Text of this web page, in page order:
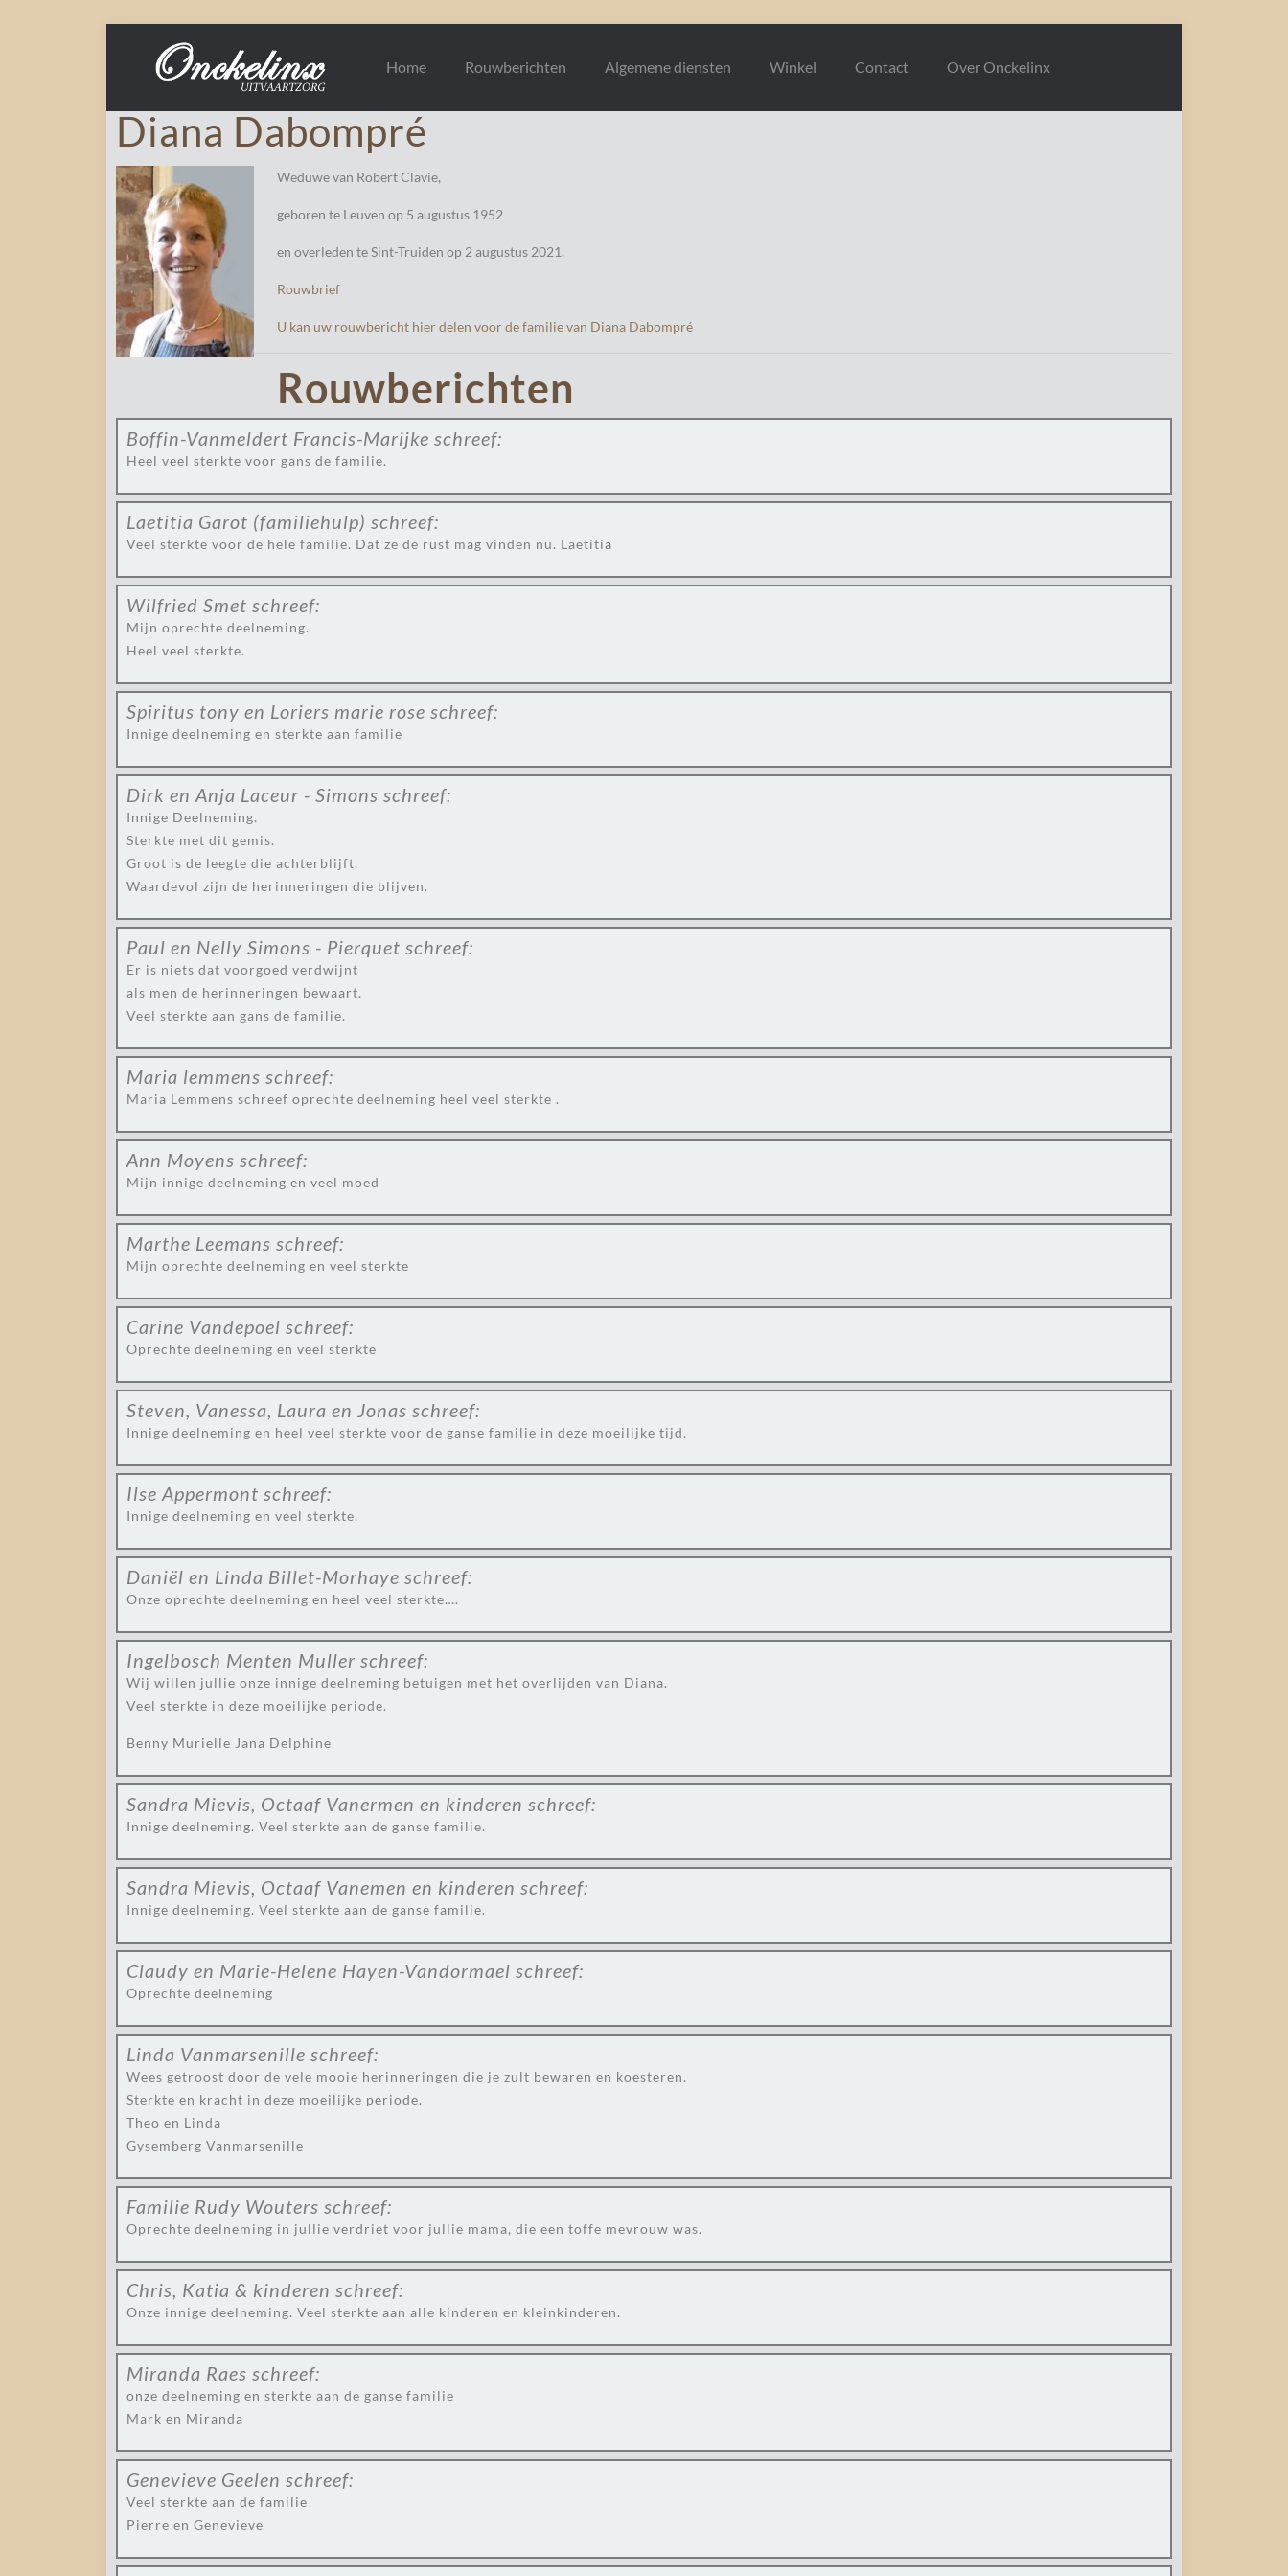
Home Rouwberichten Algemene diensten Winkel Contact Over Onckelinx
Diana Dabompré
Weduwe van Robert Clavie,
geboren te Leuven op 5 augustus 1952
en overleden te Sint-Truiden op 2 augustus 2021.
Rouwbrief
U kan uw rouwbericht hier delen voor de familie van Diana Dabompré
Rouwberichten
Boffin-Vanmeldert Francis-Marijke schreef:
Heel veel sterkte voor gans de familie.
Laetitia Garot (familiehulp) schreef:
Veel sterkte voor de hele familie. Dat ze de rust mag vinden nu. Laetitia
Wilfried Smet schreef:
Mijn oprechte deelneming.
Heel veel sterkte.
Spiritus tony en Loriers marie rose schreef:
Innige deelneming en sterkte aan familie
Dirk en Anja Laceur - Simons schreef:
Innige Deelneming.
Sterkte met dit gemis.
Groot is de leegte die achterblijft.
Waardevol zijn de herinneringen die blijven.
Paul en Nelly Simons - Pierquet schreef:
Er is niets dat voorgoed verdwijnt
als men de herinneringen bewaart.
Veel sterkte aan gans de familie.
Maria lemmens schreef:
Maria Lemmens schreef oprechte deelneming heel veel sterkte .
Ann Moyens schreef:
Mijn innige deelneming en veel moed
Marthe Leemans schreef:
Mijn oprechte deelneming en veel sterkte
Carine Vandepoel schreef:
Oprechte deelneming en veel sterkte
Steven, Vanessa, Laura en Jonas schreef:
Innige deelneming en heel veel sterkte voor de ganse familie in deze moeilijke tijd.
Ilse Appermont schreef:
Innige deelneming en veel sterkte.
Daniël en Linda Billet-Morhaye schreef:
Onze oprechte deelneming en heel veel sterkte….
Ingelbosch Menten Muller schreef:
Wij willen jullie onze innige deelneming betuigen met het overlijden van Diana.
Veel sterkte in deze moeilijke periode.
Benny Murielle Jana Delphine
Sandra Mievis, Octaaf Vanermen en kinderen schreef:
Innige deelneming. Veel sterkte aan de ganse familie.
Sandra Mievis, Octaaf Vanemen en kinderen schreef:
Innige deelneming. Veel sterkte aan de ganse familie.
Claudy en Marie-Helene Hayen-Vandormael schreef:
Oprechte deelneming
Linda Vanmarsenille schreef:
Wees getroost door de vele mooie herinneringen die je zult bewaren en koesteren.
Sterkte en kracht in deze moeilijke periode.
Theo en Linda
Gysemberg Vanmarsenille
Familie Rudy Wouters schreef:
Oprechte deelneming in jullie verdriet voor jullie mama, die een toffe mevrouw was.
Chris, Katia & kinderen schreef:
Onze innige deelneming. Veel sterkte aan alle kinderen en kleinkinderen.
Miranda Raes schreef:
onze deelneming en sterkte aan de ganse familie
Mark en Miranda
Genevieve Geelen schreef:
Veel sterkte aan de familie
Pierre en Genevieve